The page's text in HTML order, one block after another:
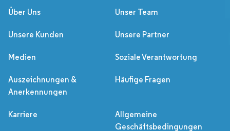
Über Uns Unser Team
Unsere Kunden Unsere Partner
Medien Soziale Verantwortung
Auszeichnungen &
Anerkennungen
Häufige Fragen
Karriere
Allgemeine
Geschäftsbedingungen